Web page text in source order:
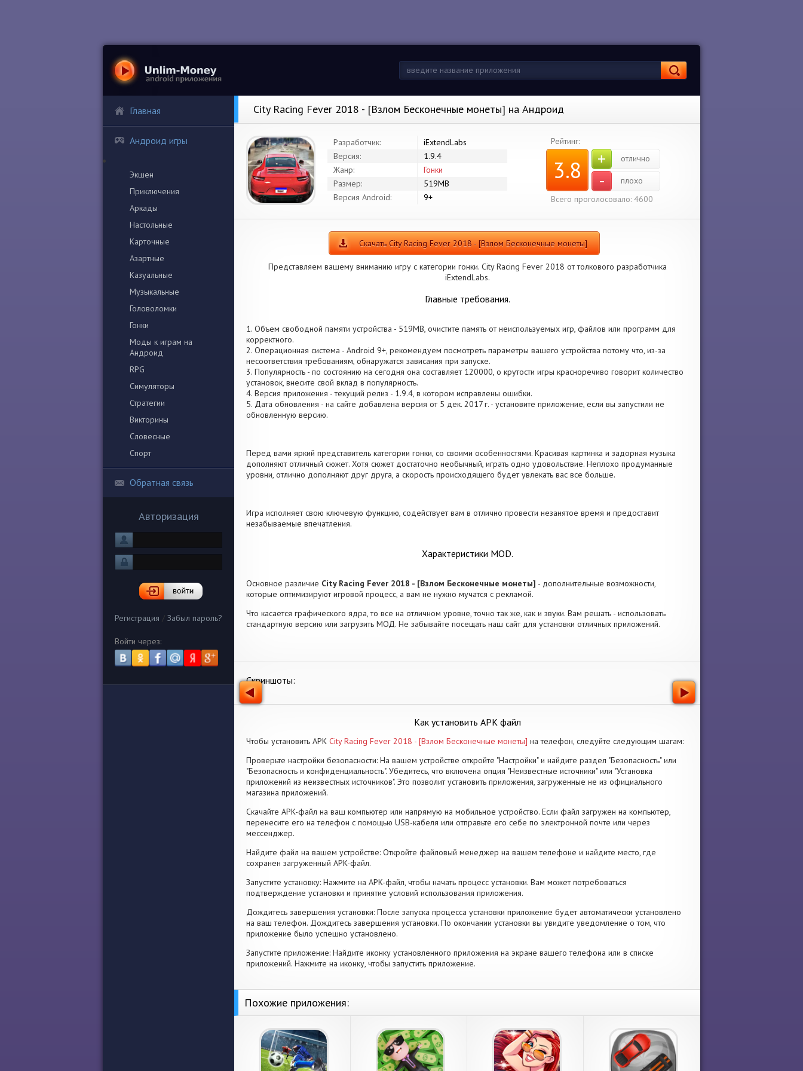
Главная
Андроид игры
Экшен
Приключения
Аркады
Настольные
Карточные
Азартные
Казуальные
Музыкальные
Головоломки
Гонки
Моды к играм на
Андроид
RPG
Симуляторы
Стратегии
Викторины
Словесные
Спорт
Обратная связь
Авторизация
Регистрация / Забыл пароль?
Войти через:
City Racing Fever 2018 - [Взлом Бесконечные монеты] на Андроид
Разработчик:
iExtendLabs
Версия:
1.9.4
Жанр:
Гонки
Размер:
519MB
Версия Android:
9+
Рейтинг:
3.8 + отлично
-
плохо
Всего проголосовало: 4600
Скачать City Racing Fever 2018 - [Взлом Бесконечные монеты]
Представляем вашему вниманию игру с категории гонки. City Racing Fever 2018 от толкового разработчика
iExtendLabs.
Главные требования.
1. Объем свободной памяти устройства - 519MB, очистите память от неиспользуемых игр, файлов или программ для
корректного.
2. Операционная система - Android 9+, рекомендуем посмотреть параметры вашего устройства потому что, из-за
несоответствия требованиям, обнаружатся зависания при запуске.
3. Популярность - по состоянию на сегодня она составляет 120000, о крутости игры красноречиво говорит количество
установок, внесите свой вклад в популярность.
4. Версия приложения - текущий релиз - 1.9.4, в котором исправлены ошибки.
5. Дата обновления - на сайте добавлена версия от 5 дек. 2017 г. - установите приложение, если вы запустили не
обновленную версию.
Перед вами яркий представитель категории гонки, со своими особенностями. Красивая картинка и задорная музыка
дополняют отличный сюжет. Хотя сюжет достаточно необычный, играть одно удовольствие. Неплохо продуманные
уровни, отлично дополняют друг друга, а скорость происходящего будет увлекать вас все больше.
Игра исполняет свою ключевую функцию, содействует вам в отлично провести незанятое время и предоставит
незабываемые впечатления.
Характеристики MOD.
Основное различие City Racing Fever 2018 - [Взлом Бесконечные монеты] - дополнительные возможности,
которые оптимизируют игровой процесс, а вам не нужно мучатся с рекламой.
Что касается графического ядра, то все на отличном уровне, точно так же, как и звуки. Вам решать - использовать
стандартную версию или загрузить МОД. Не забывайте посещать наш сайт для установки отличных приложений.
Скриншоты:
Как установить APK файл
Чтобы установить APK City Racing Fever 2018 - [Взлом Бесконечные монеты] на телефон, следуйте следующим шагам:
Проверьте настройки безопасности: На вашем устройстве откройте "Настройки" и найдите раздел "Безопасность" или
"Безопасность и конфиденциальность". Убедитесь, что включена опция "Неизвестные источники" или "Установка
приложений из неизвестных источников". Это позволит установить приложения, загруженные не из официального
магазина приложений.
Скачайте APK-файл на ваш компьютер или напрямую на мобильное устройство. Если файл загружен на компьютер,
перенесите его на телефон с помощью USB-кабеля или отправьте его себе по электронной почте или через
мессенджер.
Найдите файл на вашем устройстве: Откройте файловый менеджер на вашем телефоне и найдите место, где
сохранен загруженный APK-файл.
Запустите установку: Нажмите на APK-файл, чтобы начать процесс установки. Вам может потребоваться
подтверждение установки и принятие условий использования приложения.
Дождитесь завершения установки: После запуска процесса установки приложение будет автоматически установлено
на ваш телефон. Дождитесь завершения установки. По окончании установки вы увидите уведомление о том, что
приложение было успешно установлено.
Запустите приложение: Найдите иконку установленного приложения на экране вашего телефона или в списке
приложений. Нажмите на иконку, чтобы запустить приложение.
Похожие приложения: